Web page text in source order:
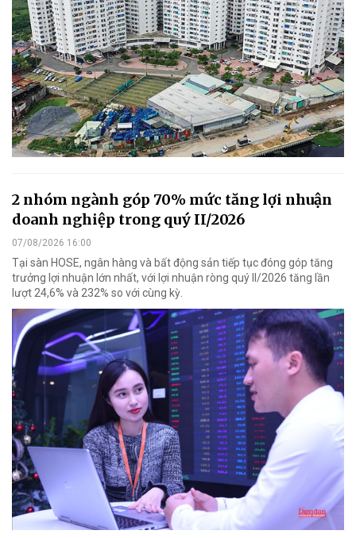
2 nhóm ngành góp 70% mức tăng lợi nhuận
doanh nghiệp trong quý II/2026
07/08/2026 16:00
Tại sàn HOSE, ngân hàng và bất động sản tiếp tục đóng góp tăng
trưởng lợi nhuận lớn nhất, với lợi nhuận ròng quý II/2026 tăng lần
lượt 24,6% và 232% so với cùng kỳ.